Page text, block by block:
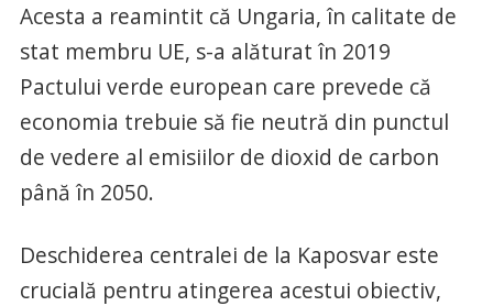
Acesta a reamintit că Ungaria, în calitate de
stat membru UE, s-a alăturat în 2019
Pactului verde european care prevede că
economia trebuie să fie neutră din punctul
de vedere al emisiilor de dioxid de carbon
până în 2050.
Deschiderea centralei de la Kaposvar este
crucială pentru atingerea acestui obiectiv,